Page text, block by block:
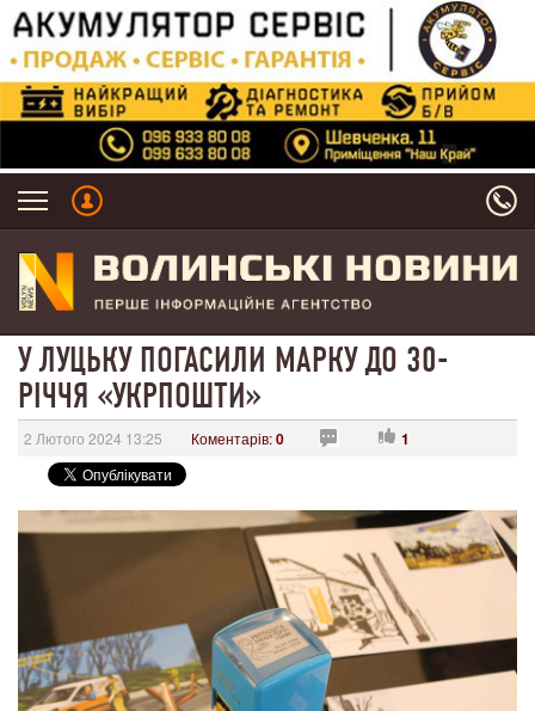
У ЛУЦЬКУ ПОГАСИЛИ МАРКУ ДО 30-
РІЧЧЯ «УКРПОШТИ»
2 Лютого 2024 13:25 Коментарів:0 1